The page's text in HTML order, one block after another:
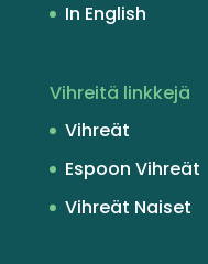
In English
Vihreitä linkkejä
Vihreät
Espoon Vihreät
Vihreät Naiset